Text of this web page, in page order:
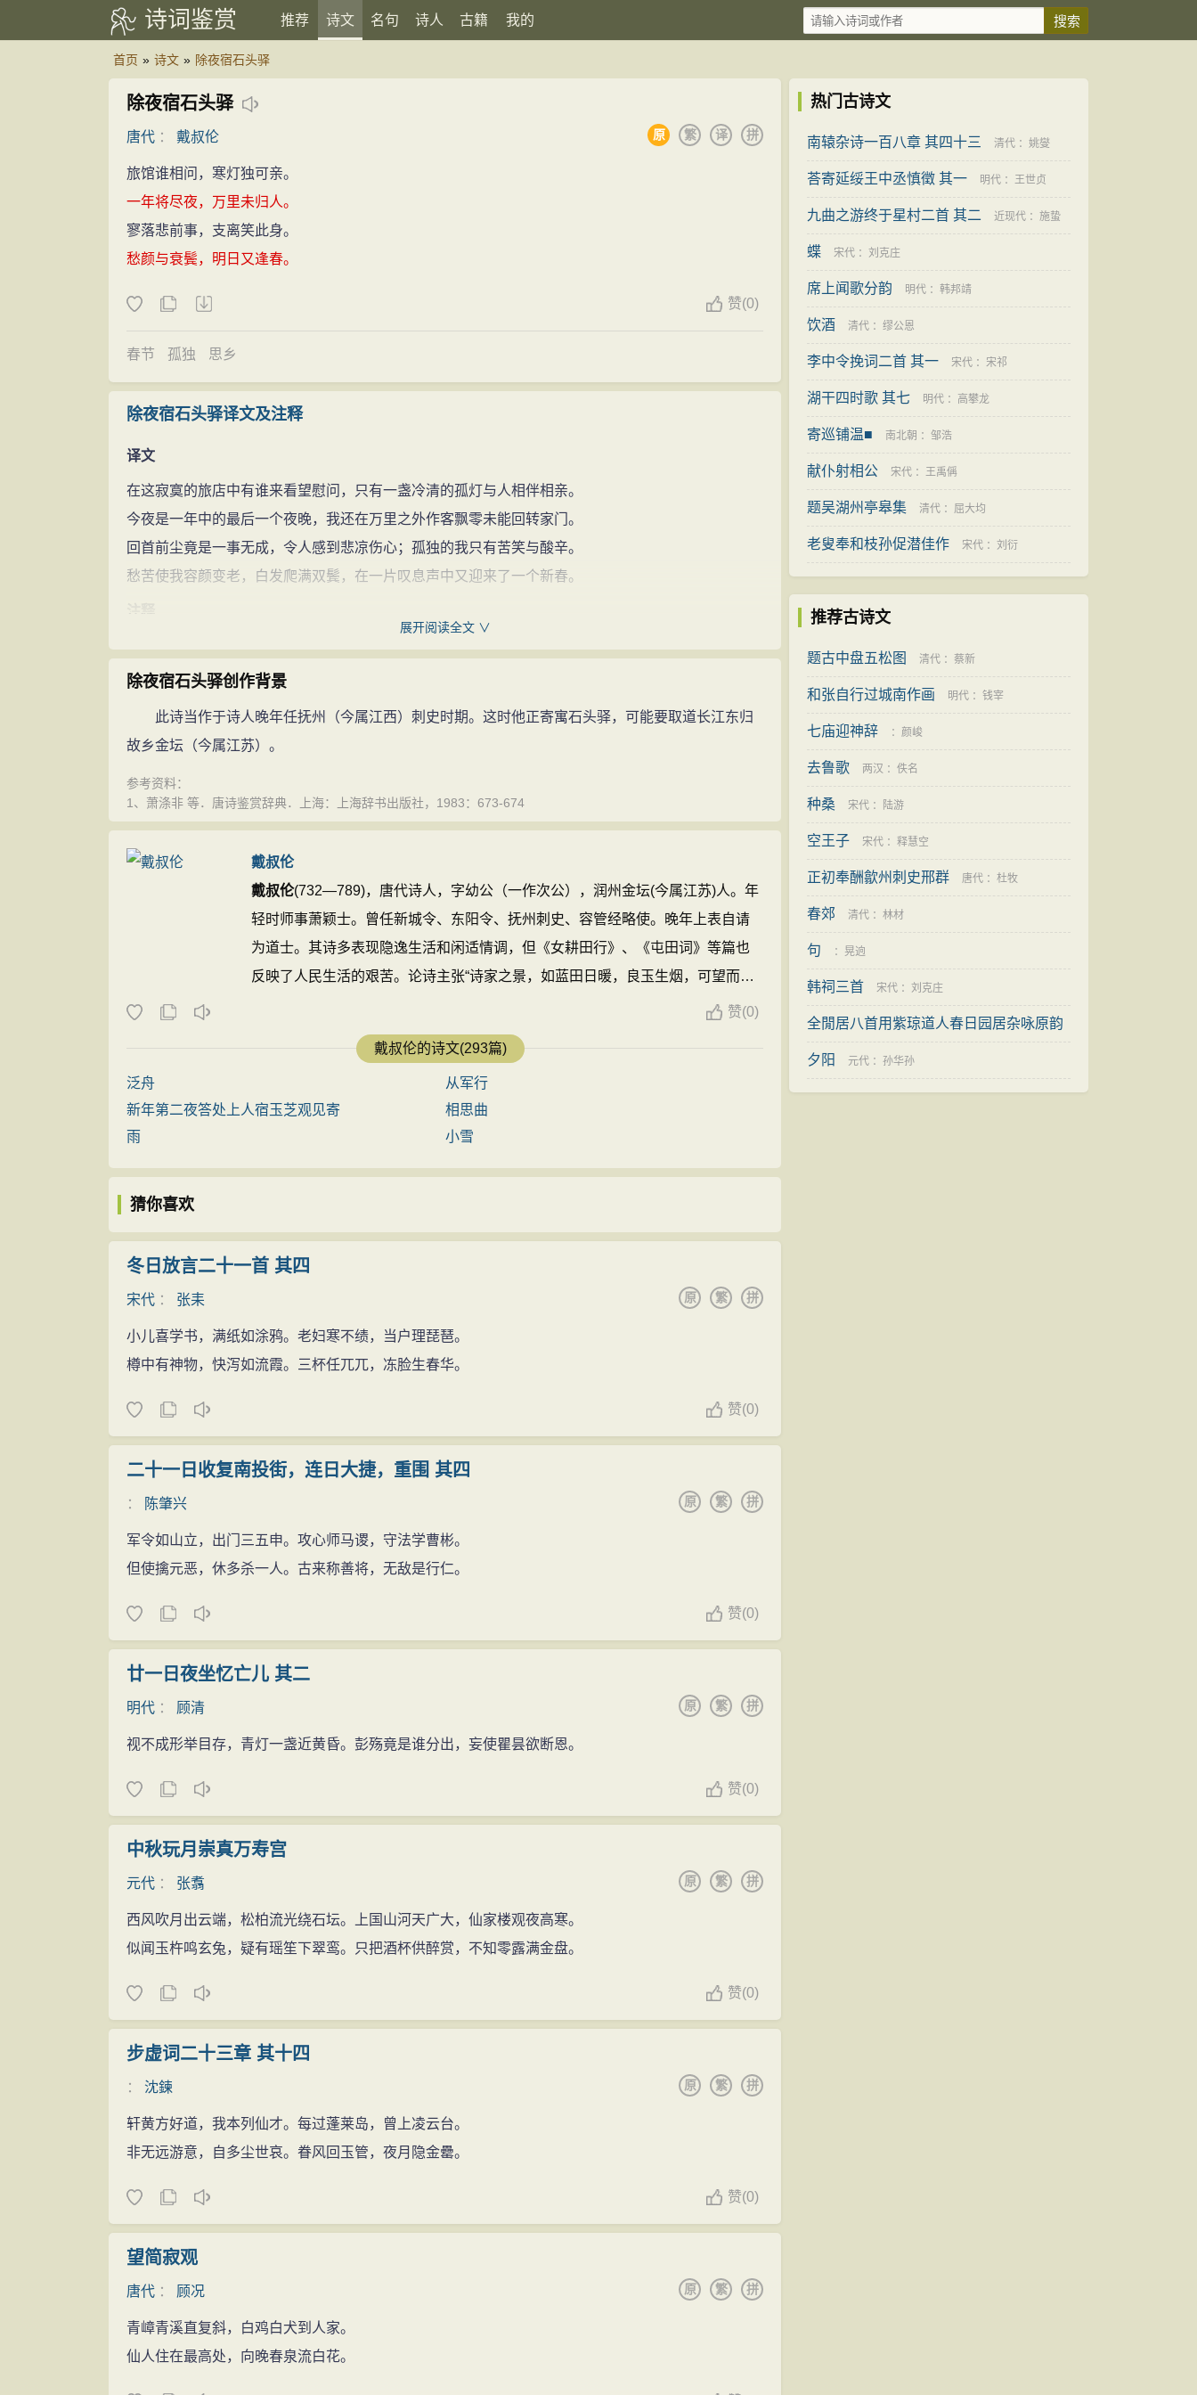
诗词鉴赏 推荐 诗文 名句 诗人 古籍 我的
首页 » 诗文 » 除夜宿石头驿
除夜宿石头驿
唐代 ： 戴叔伦 拼
译
繁
原
旅馆谁相问，寒灯独可亲。
一年将尽夜，万里未归人。
寥落悲前事，支离笑此身。
愁颜与衰鬓，明日又逢春。
赞(0)
春节 孤独 思乡
除夜宿石头驿译文及注释
译文
在这寂寞的旅店中有谁来看望慰问，只有一盏冷清的孤灯与人相伴相亲。
今夜是一年中的最后一个夜晚，我还在万里之外作客飘零未能回转家门。
回首前尘竟是一事无成，令人感到悲凉伤心；孤独的我只有苦笑与酸辛。
愁苦使我容颜变老，白发爬满双鬓，在一片叹息声中又迎来了一个新春。
寥落：稀少，冷落。此处有孤独、寂寞之意。
参考资料：
展开阅读全文 ∨
除夜宿石头驿创作背景
此诗当作于诗人晚年任抚州（今属江西）刺史时期。这时他正寄寓石头驿，可能要取道长江东归
故乡金坛（今属江苏）。
参考资料：
1、萧涤非 等．唐诗鉴赏辞典．上海：上海辞书出版社，1983：673-674
戴叔伦
戴叔伦(732—789)，唐代诗人，字幼公（一作次公），润州金坛(今属江苏)人。年
轻时师事萧颖士。曾任新城令、东阳令、抚州刺史、容管经略使。晚年上表自请
为道士。其诗多表现隐逸生活和闲适情调，但《女耕田行》、《屯田词》等篇也
反映了人民生活的艰苦。论诗主张“诗家之景，如蓝田日暖，良玉生烟，可望而不
赞(0)
戴叔伦的诗文(293篇)
泛舟
从军行
新年第二夜答处上人宿玉芝观见寄
相思曲
雨
小雪
猜你喜欢
冬日放言二十一首 其四
宋代 ： 张耒 拼
繁
原
小儿喜学书，满纸如涂鸦。老妇寒不绩，当户理琵琶。
樽中有神物，快泻如流霞。三杯任兀兀，冻脸生春华。
赞(0)
二十一日收复南投街，连日大捷，重围 其四
： 陈肇兴 拼
繁
原
军令如山立，出门三五申。攻心师马谡，守法学曹彬。
但使擒元恶，休多杀一人。古来称善将，无敌是行仁。
赞(0)
廿一日夜坐忆亡儿 其二
明代 ： 顾清 拼
繁
原
视不成形举目存，青灯一盏近黄昏。彭殇竟是谁分出，妄使瞿昙欲断恩。
赞(0)
中秋玩月崇真万寿宫
元代 ： 张翥 拼
繁
原
西风吹月出云端，松柏流光绕石坛。上国山河天广大，仙家楼观夜高寒。
似闻玉杵鸣玄兔，疑有瑶笙下翠鸾。只把酒杯供醉赏，不知零露满金盘。
赞(0)
步虚词二十三章 其十四
： 沈鍊 拼
繁
原
轩黄方好道，我本列仙才。每过蓬莱岛，曾上凌云台。
非无远游意，自多尘世哀。眷风回玉管，夜月隐金罍。
赞(0)
望简寂观
唐代 ： 顾况 拼
繁
原
青嶂青溪直复斜，白鸡白犬到人家。
仙人住在最高处，向晚春泉流白花。
热门古诗文
南辕杂诗一百八章 其四十三 清代 ： 姚燮
荅寄延绥王中丞慎徵 其一 明代 ： 王世贞
九曲之游终于星村二首 其二 近现代 ： 施蛰
存
蝶 宋代 ： 刘克庄
席上闻歌分韵 明代 ： 韩邦靖
饮酒 清代 ： 缪公恩
李中令挽词二首 其一 宋代 ： 宋祁
湖干四时歌 其七 明代 ： 高攀龙
寄巡铺温■ 南北朝 ： 邹浩
献仆射相公 宋代 ： 王禹偁
题吴湖州亭皋集 清代 ： 屈大均
老叟奉和枝孙促潜佳作 宋代 ： 刘衍
推荐古诗文
题古中盘五松图 清代 ： 蔡新
和张自行过城南作画 明代 ： 钱宰
七庙迎神辞 ： 颜峻
去鲁歌 两汉 ： 佚名
种桑 宋代 ： 陆游
空王子 宋代 ： 释慧空
正初奉酬歙州刺史邢群 唐代 ： 杜牧
春郊 清代 ： 林材
句 ： 晃逈
韩祠三首 宋代 ： 刘克庄
全閒居八首用紫琼道人春日园居杂咏原韵
其四 清代 ： 敦敏
夕阳 元代 ： 孙华孙